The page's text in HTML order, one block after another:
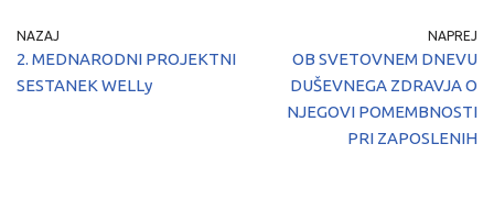
NAZAJ
2. MEDNARODNI PROJEKTNI
SESTANEK WELLy
NAPREJ
OB SVETOVNEM DNEVU
DUŠEVNEGA ZDRAVJA O
NJEGOVI POMEMBNOSTI
PRI ZAPOSLENIH